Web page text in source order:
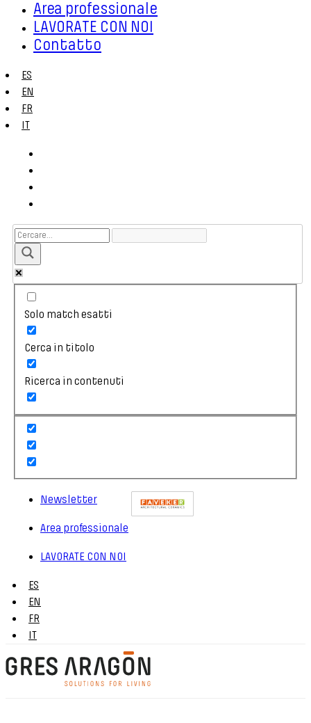
Area professionale
LAVORATE CON NOI
Contatto
ES
EN
FR
IT
Solo match esatti
Cerca in titolo
Ricerca in contenuti
Newsletter
Area professionale
LAVORATE CON NOI
ES
EN
FR
IT